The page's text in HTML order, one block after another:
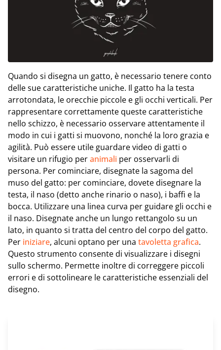
Quando si disegna un gatto, è necessario tenere conto
delle sue caratteristiche uniche. Il gatto ha la testa
arrotondata, le orecchie piccole e gli occhi verticali. Per
rappresentare correttamente queste caratteristiche
nello schizzo, è necessario osservare attentamente il
modo in cui i gatti si muovono, nonché la loro grazia e
agilità. Può essere utile guardare video di gatti o
visitare un rifugio peranimali per osservarli di
persona. Per cominciare, disegnate la sagoma del
muso del gatto: per cominciare, dovete disegnare la
testa, il naso (detto anche rinario o naso), i baffi e la
bocca. Utilizzare una linea curva per guidare gli occhi e
il naso. Disegnate anche un lungo rettangolo su un
lato, in quanto si tratta del centro del corpo del gatto.
Per iniziare, alcuni optano per una tavoletta grafica.
Questo strumento consente di visualizzare i disegni
sullo schermo. Permette inoltre di correggere piccoli
errori e di sottolineare le caratteristiche essenziali del
disegno.